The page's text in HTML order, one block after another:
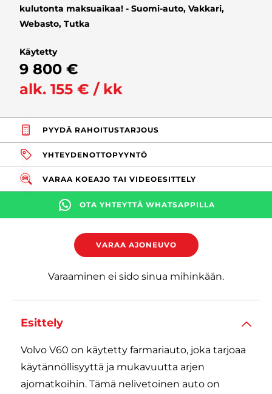
kulutonta maksuaikaa! - Suomi-auto, Vakkari,
Webasto, Tutka
Käytetty
9 800 €
alk. 155 € / kk
PYYDÄ RAHOITUSTARJOUS
YHTEYDENOTTOPYYNTÖ
VARAA KOEAJO TAI VIDEOESITTELY
OTA YHTEYTTÄ WHATSAPPILLA
VARAA AJONEUVO
Varaaminen ei sido sinua mihinkään.
Esittely
Volvo V60 on käytetty farmariauto, joka tarjoaa
käytännöllisyyttä ja mukavuutta arjen
ajomatkoihin. Tämä nelivetoinen auto on